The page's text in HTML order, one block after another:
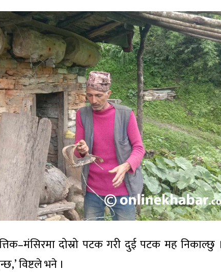
दोस्रो पटक गरी दुई पटक मह
विष्टले भने ।